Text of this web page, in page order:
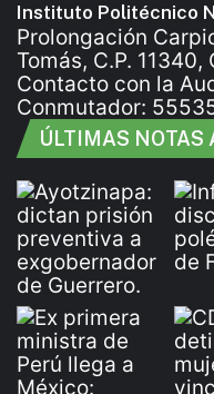
Instituto Politécnico
Prolongación
Tomás, C.P.
Contacto con la
Conmutador:
ÚLTIMAS NOTAS